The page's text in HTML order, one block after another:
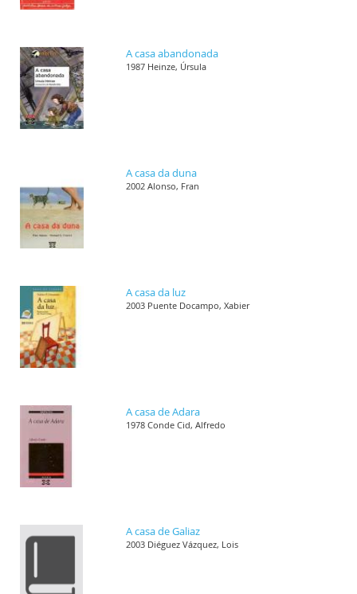
A casa abandonada
1987 Heinze, Úrsula
A casa da duna
2002 Alonso, Fran
A casa da luz
2003 Puente Docampo, Xabier
A casa de Adara
1978 Conde Cid, Alfredo
A casa de Galiaz
2003 Diéguez Vázquez, Lois